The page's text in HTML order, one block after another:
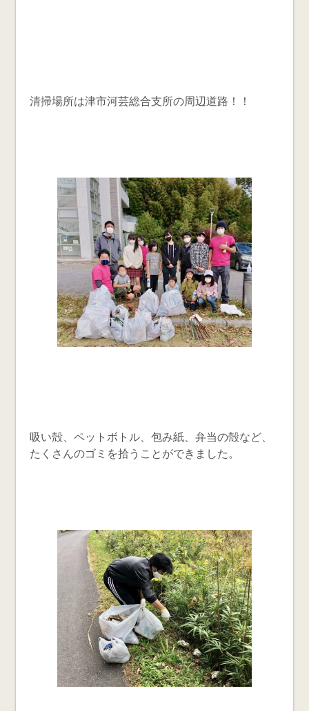
清掃場所は津市河芸総合支所の周辺道路！！
吸い殻、ペットボトル、包み紙、弁当の殻など、
たくさんのゴミを拾うことができました。